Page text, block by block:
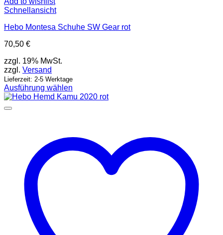
Schnellansicht
Hebo Montesa Schuhe SW Gear rot
70,50 €
zzgl. 19% MwSt.
zzgl. Versand
Lieferzeit: 2-5 Werktage
Ausführung wählen
Dieses
Produkt
Optionen
können
Produktseite
gewählt
werden